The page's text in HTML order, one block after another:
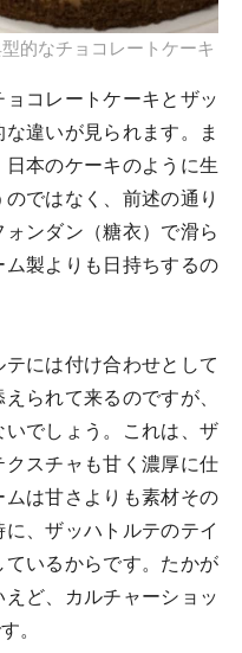
的なチョコレートケーキ
コレートケーキとザッ
違いが見られます。ま
本のケーキのように生
ではなく、前述の通り
ンダン（糖衣）で滑ら
製よりも日持ちするの
には付け合わせとして
られて来るのですが、
でしょう。これは、ザ
スチャも甘く濃厚に仕
は甘さよりも素材その
、ザッハトルテのテイ
いるからです。たかが
ど、カルチャーショッ
。